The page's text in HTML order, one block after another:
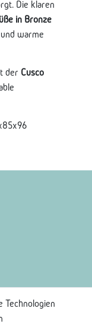
Die klaren
in Bronze
warme
der Cusco
Technologien